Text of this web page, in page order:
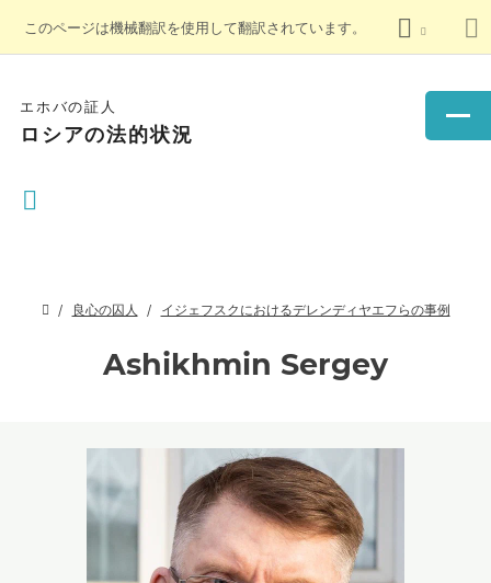
このページは機械翻訳を使用して翻訳されています。
エホバの証人
ロシアの法的状況
良心の囚人 イジェフスクにおけるデレンディヤエフらの事例
Ashikhmin Sergey